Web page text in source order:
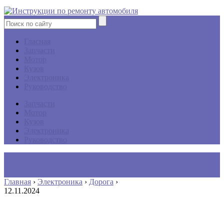
Главная › Электроника › Дорога ›
12.11.2024